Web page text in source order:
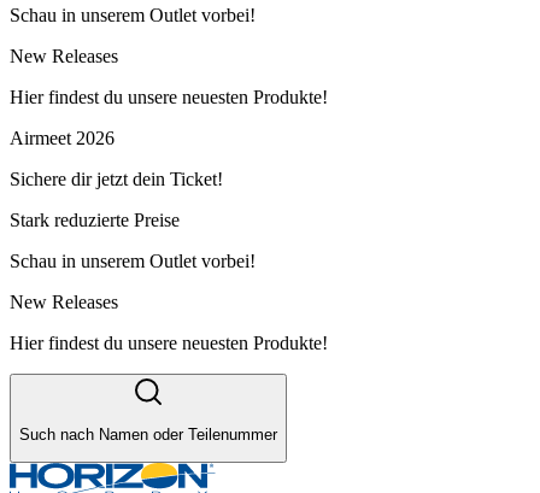
Schau in unserem Outlet vorbei!
New Releases
Hier findest du unsere neuesten Produkte!
Airmeet 2026
Sichere dir jetzt dein Ticket!
Stark reduzierte Preise
Schau in unserem Outlet vorbei!
New Releases
Hier findest du unsere neuesten Produkte!
Such nach Namen oder Teilenummer